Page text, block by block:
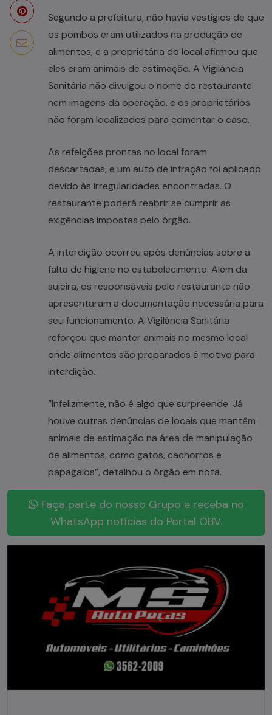
Segundo a prefeitura, não havia vestígios de que
os pombos eram utilizados na produção de
alimentos, e a proprietária do local afirmou que
eles eram animais de estimação. A Vigilância
Sanitária não divulgou o nome do restaurante
nem imagens da operação, e os proprietários
não foram localizados para comentar o caso.
As refeições prontas no local foram
descartadas, e um auto de infração foi aplicado
devido às irregularidades encontradas. O
restaurante poderá reabrir se cumprir as
exigências impostas pelo órgão.
A interdição ocorreu após denúncias sobre a
falta de higiene no estabelecimento. Além da
sujeira, os responsáveis pelo restaurante não
apresentaram a documentação necessária para
seu funcionamento. A Vigilância Sanitária
reforçou que manter animais no mesmo local
onde alimentos são preparados é motivo para
interdição.
“Infelizmente, não é algo que surpreende. Já
houve outras denúncias de locais que mantêm
animais de estimação na área de manipulação
de alimentos, como gatos, cachorros e
papagaios”, detalhou o órgão em nota.
Faça parte do nosso Grupo e receba no
WhatsApp notícias do Portal OBV.